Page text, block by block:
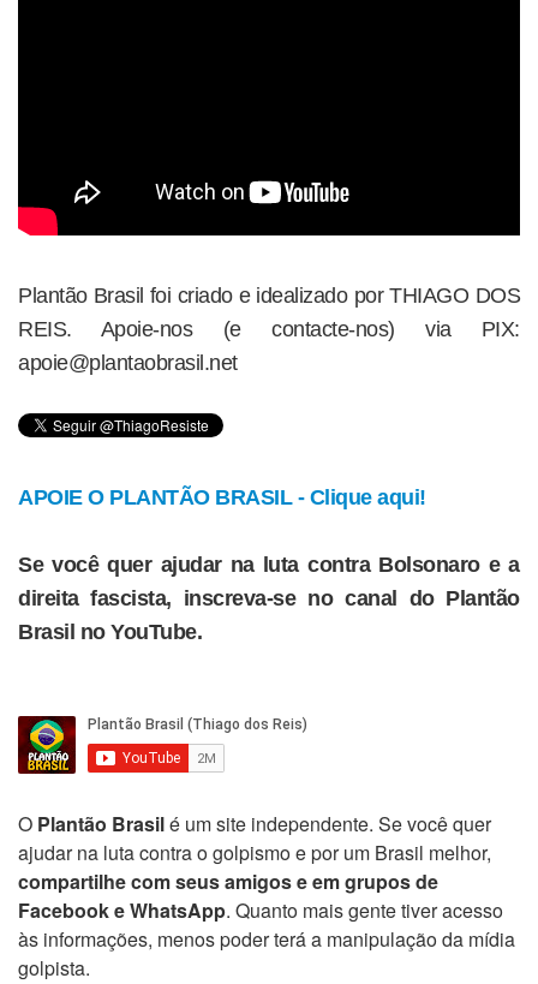
Plantão Brasil foi criado e idealizado por THIAGO DOS
REIS. Apoie-nos (e contacte-nos) via PIX:
apoie@plantaobrasil.net
APOIE O PLANTÃO BRASIL - Clique aqui!
Se você quer ajudar na luta contra Bolsonaro e a
direita fascista, inscreva-se no canal do Plantão
Brasil no YouTube.
O Plantão Brasilé um site independente. Se você quer
ajudar na luta contra o golpismo e por um Brasil melhor,
compartilhe com seus amigos e em grupos de
Facebook e WhatsApp. Quanto mais gente tiver acesso
às informações, menos poder terá a manipulação da mídia
golpista.